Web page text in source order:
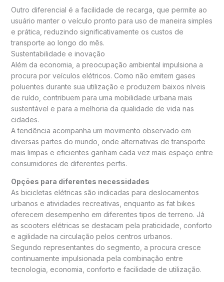
Outro diferencial é a facilidade de recarga, que permite ao
usuário manter o veículo pronto para uso de maneira simples
e prática, reduzindo significativamente os custos de
transporte ao longo do mês.
Sustentabilidade e inovação
Além da economia, a preocupação ambiental impulsiona a
procura por veículos elétricos. Como não emitem gases
poluentes durante sua utilização e produzem baixos níveis
de ruído, contribuem para uma mobilidade urbana mais
sustentável e para a melhoria da qualidade de vida nas
cidades.
A tendência acompanha um movimento observado em
diversas partes do mundo, onde alternativas de transporte
mais limpas e eficientes ganham cada vez mais espaço entre
consumidores de diferentes perfis.
Opções para diferentes necessidades
As bicicletas elétricas são indicadas para deslocamentos
urbanos e atividades recreativas, enquanto as fat bikes
oferecem desempenho em diferentes tipos de terreno. Já
as scooters elétricas se destacam pela praticidade, conforto
e agilidade na circulação pelos centros urbanos.
Segundo representantes do segmento, a procura cresce
continuamente impulsionada pela combinação entre
tecnologia, economia, conforto e facilidade de utilização.